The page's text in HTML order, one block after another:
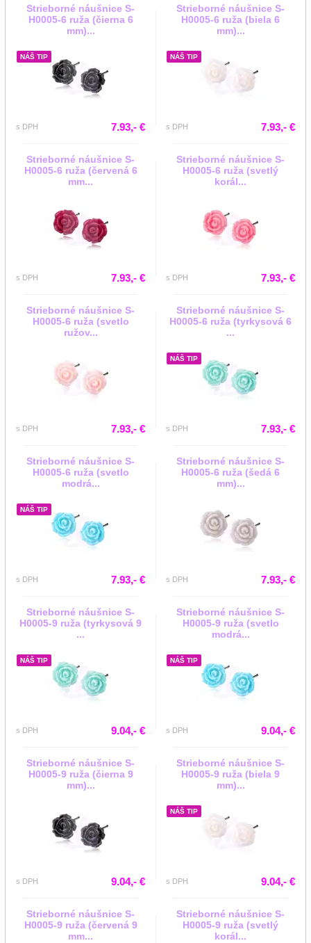
Strieborné náušnice S-
H0005-6 ruža (čierna 6
mm)...
NÁŠ TIP
s DPH 7.93,- €
Strieborné náušnice S-
H0005-6 ruža (biela 6
mm)...
NÁŠ TIP
s DPH 7.93,- €
Strieborné náušnice S-
H0005-6 ruža (červená 6
mm...
s DPH 7.93,- €
Strieborné náušnice S-
H0005-6 ruža (svetlý
korál...
s DPH 7.93,- €
Strieborné náušnice S-
H0005-6 ruža (svetlo
ružov...
s DPH 7.93,- €
Strieborné náušnice S-
H0005-6 ruža (tyrkysová 6
...
NÁŠ TIP
s DPH 7.93,- €
Strieborné náušnice S-
H0005-6 ruža (svetlo
modrá...
NÁŠ TIP
s DPH 7.93,- €
Strieborné náušnice S-
H0005-6 ruža (šedá 6
mm)...
s DPH 7.93,- €
Strieborné náušnice S-
H0005-9 ruža (tyrkysová 9
...
NÁŠ TIP
s DPH 9.04,- €
Strieborné náušnice S-
H0005-9 ruža (svetlo
modrá...
NÁŠ TIP
s DPH 9.04,- €
Strieborné náušnice S-
H0005-9 ruža (čierna 9
mm)...
s DPH 9.04,- €
Strieborné náušnice S-
H0005-9 ruža (biela 9
mm)...
NÁŠ TIP
s DPH 9.04,- €
Strieborné náušnice S-
H0005-9 ruža (červená 9
mm...
Strieborné náušnice S-
H0005-9 ruža (svetlý
korál...